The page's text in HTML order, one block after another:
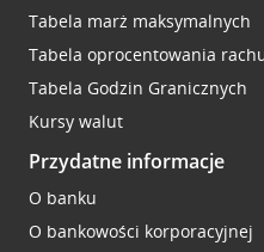
Tabela marż maksymalnych
Tabela oprocentowania
Tabela Godzin Granicznych
Kursy walut
Przydatne informacje
O banku
O bankowości korporacyjnej